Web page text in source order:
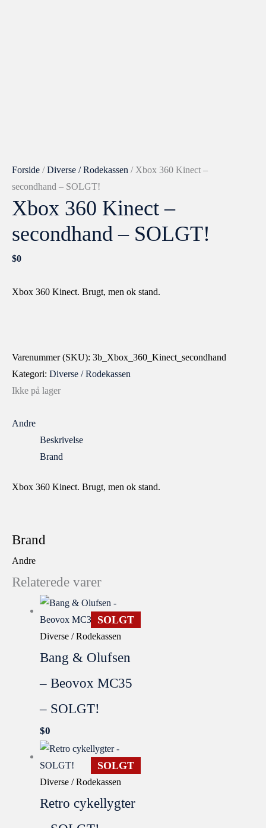
Forside /Diverse / Rodekassen / Xbox 360 Kinect –
secondhand – SOLGT!
Xbox 360 Kinect –
secondhand – SOLGT!
$0
Xbox 360 Kinect. Brugt, men ok stand.
Varenummer (SKU): 3b_Xbox_360_Kinect_secondhand
Kategori: Diverse / Rodekassen
Ikke på lager
Andre
Beskrivelse
Brand
Xbox 360 Kinect. Brugt, men ok stand.
Brand
Andre
Relaterede varer
SOLGT
Diverse / Rodekassen
Bang & Olufsen
– Beovox MC35
– SOLGT!
$0
SOLGT
Diverse / Rodekassen
Retro cykellygter